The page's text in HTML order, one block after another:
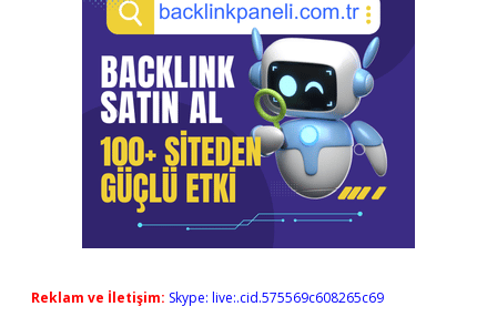
Reklam ve İletişim: Skype: live:.cid.575569c608265c69